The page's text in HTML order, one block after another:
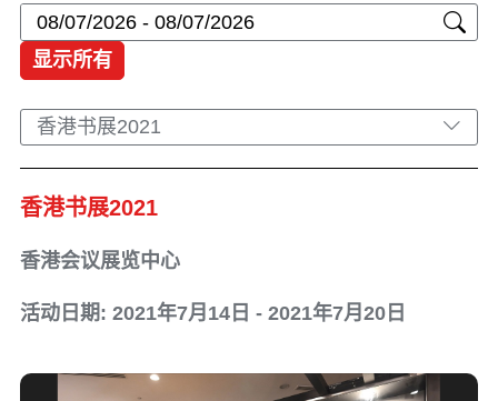
显示所有
香港书展2021
香港书展2021
香港会议展览中心
活动日期: 2021年7月14日 - 2021年7月20日